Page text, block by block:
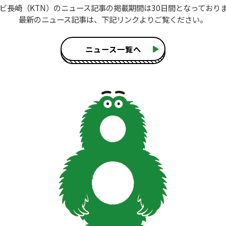
長崎（KTN）のニュース記事の掲載期間は30日間となっており
最新のニュース記事は、 下記リンクよりご覧ください。
ニュース一覧へ